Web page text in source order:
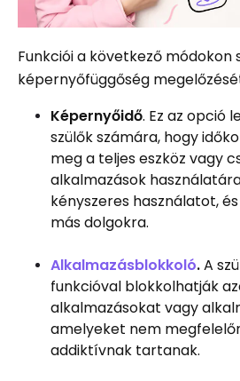
Funkciói a következő módokon
képernyőfüggőség
Képernyőidő. Ez az opció
szülők számára, hogy
meg a teljes eszköz vagy
alkalmazások
kényszeres használatot,
más dolgokra.
Alkalmazásblokkoló.A
funkcióval blokkolhatják
alkalmazásokat vagy
amelyeket nem
addiktívnak tartanak.